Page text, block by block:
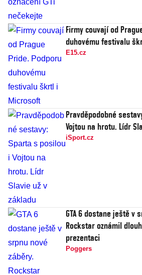
Firmy couvají od
duhovému festivalu
E15.cz
Pravděpodobné
Vojtou na hrotu. Lídr
iSport.cz
GTA 6 dostane ještě v
Rockstar oznámil
prezentaci
Poggers